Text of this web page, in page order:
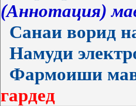
(Аннотация)
Санаи ворид
Намуди
Фармоиши
гардед